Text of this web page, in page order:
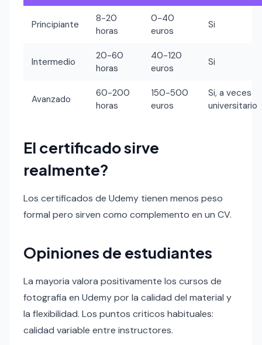
Principiante
8-20
horas
0-40
euros
Si
Intermedio
20-60
horas
40-120
euros
Si
Avanzado
60-200
horas
150-500
euros
Si, a veces
universitario
El certificado sirve
realmente?
Los certificados de Udemy tienen menos peso
formal pero sirven como complemento en un CV.
Opiniones de estudiantes
La mayoria valora positivamente los cursos de
fotografia en Udemy por la calidad del material y
la flexibilidad. Los puntos criticos habituales:
calidad variable entre instructores.